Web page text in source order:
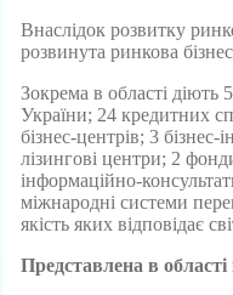
Внаслідок розвитку
розвинута ринкова
Зокрема в області діють
України; 24 кредитних
бізнес-центрів; 3
лізингові центри; 2
інформаційно-
міжнародні системи
якість яких відповідає
Представлена в області